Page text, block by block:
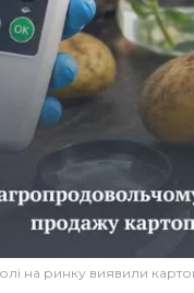
на ринку виявили